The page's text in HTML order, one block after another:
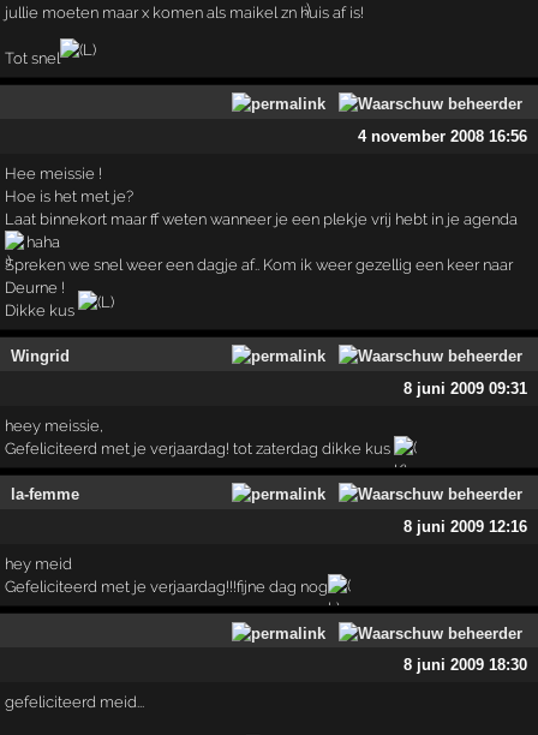
jullie moeten maar x komen als maikel zn huis af is!
Tot snel
4 november 2008 16:56
Hee meissie !
Hoe is het met je?
Laat binnekort maar ff weten wanneer je een plekje vrij hebt in je agenda
haha
Spreken we snel weer een dagje af.. Kom ik weer gezellig een keer naar
Deurne !
Dikke kus
Wingrid
8 juni 2009 09:31
heey meissie,
Gefeliciteerd met je verjaardag! tot zaterdag dikke kus
la-femme
8 juni 2009 12:16
hey meid
Gefeliciteerd met je verjaardag!!!fijne dag nog
8 juni 2009 18:30
gefeliciteerd meid...